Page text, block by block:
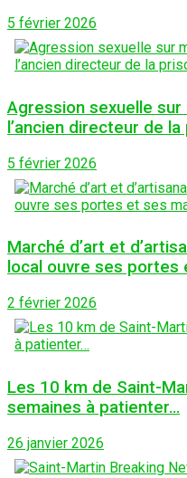
5 février 2026
Agression sexuelle
l’ancien directeur de
5 février 2026
Marché d’art et
local ouvre ses portes
2 février 2026
Les 10 km de Saint-
semaines à patienter…
26 janvier 2026